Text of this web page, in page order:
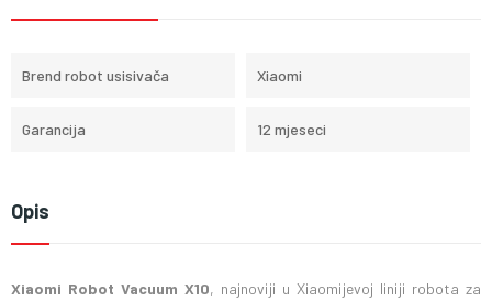
Brend robot usisivača Xiaomi
Garancija 12 mjeseci
Opis
Xiaomi Robot Vacuum X10, najnoviji u Xiaomijevoj liniji robota za